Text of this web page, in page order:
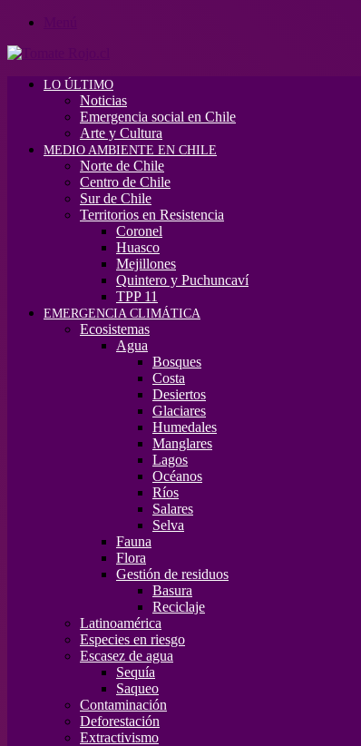
LO ÚLTIMO
Noticias
Emergencia social en Chile
Arte y Cultura
MEDIO AMBIENTE EN CHILE
Norte de Chile
Centro de Chile
Sur de Chile
Territorios en Resistencia
Coronel
Huasco
Mejillones
Quintero y Puchuncaví
TPP 11
EMERGENCIA CLIMÁTICA
Ecosistemas
Agua
Bosques
Costa
Desiertos
Glaciares
Humedales
Manglares
Lagos
Océanos
Ríos
Salares
Selva
Fauna
Flora
Gestión de residuos
Basura
Reciclaje
Latinoamérica
Especies en riesgo
Escasez de agua
Sequía
Saqueo
Contaminación
Deforestación
Extractivismo